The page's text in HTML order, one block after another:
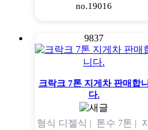
no.19016
9837
크락크 7톤 지게차 판매합니
다.
형식 디젤식 | 톤수 7톤 | 지